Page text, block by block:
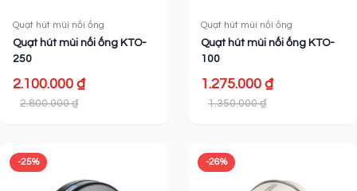
Quạt hút mùi nối ống
Quạt hút mùi nối ống KTO-
250
2.100.000 ₫
2.800.000 ₫
Quạt hút mùi nối ống
Quạt hút mùi nối ống KTO-
100
1.275.000 ₫
1.350.000 ₫
-25% -26%